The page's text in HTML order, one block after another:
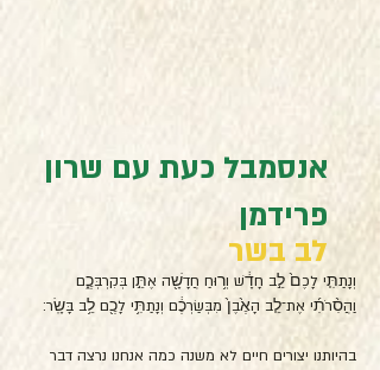
אנסמבל כעת עם שרון
פרידמן
וְנָתַתִּ֤י לָכֶם֙ לֵ֣ב חָדָ֔שׁ וְר֥וּחַ חֲדָשָׁ֖ה אֶתֵּ֣ן בְּקִרְבְּכֶ֑ם
וַהֲסִ֨רֹתִ֜י אֶת־לֵ֤ב הָאֶ֙בֶן֙ מִבְּשַׂרְכֶ֔ם וְנָתַתִּ֥י לָכֶ֖ם לֵ֥ב בָּשָֽׂר׃
בהיותנו יצורים חיים לא משנה כמה אנחנו נרצה דבר
לב בשר